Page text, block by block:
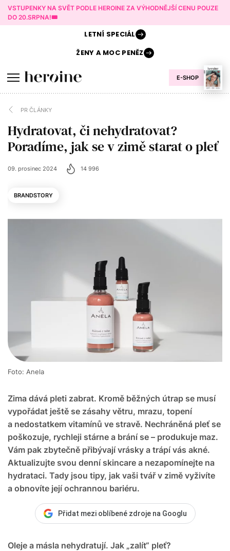
VSTUPENKY NA SVĚT PODLE HEROINE ZA VÝHODNĚJŠÍ CENU POUZE
DO 20.SRPNA!🎟️
E-SHOP
LETNÍ SPECIÁL
ŽENY AMOC PENĚZ
PR ČLÁNKY
Hydratovat, či nehydratovat?
Poradíme, jak se v zimě starat o pleť
09. prosinec 2024 14 996
BRANDSTORY
Zima dává pleti zabrat. Kromě běžných útrap se musí
vypořádat ještě se zásahy větru, mrazu, topení
a nedostatkem vitamínů ve stravě. Nechráněná pleť se
poškozuje, rychleji stárne a brání se – produkuje maz.
Vám pak zbytečně přibývají vrásky a trápí vás akné.
Aktualizujte svou denní skincare a nezapomínejte na
hydrataci. Tady jsou tipy, jak vaši tvář v zimě vyživíte
a obnovíte její ochrannou bariéru.
Foto: Anela
Přidat mezi oblíbené zdroje na Googlu
Oleje a másla nehydratují. Jak „zalít“ pleť?